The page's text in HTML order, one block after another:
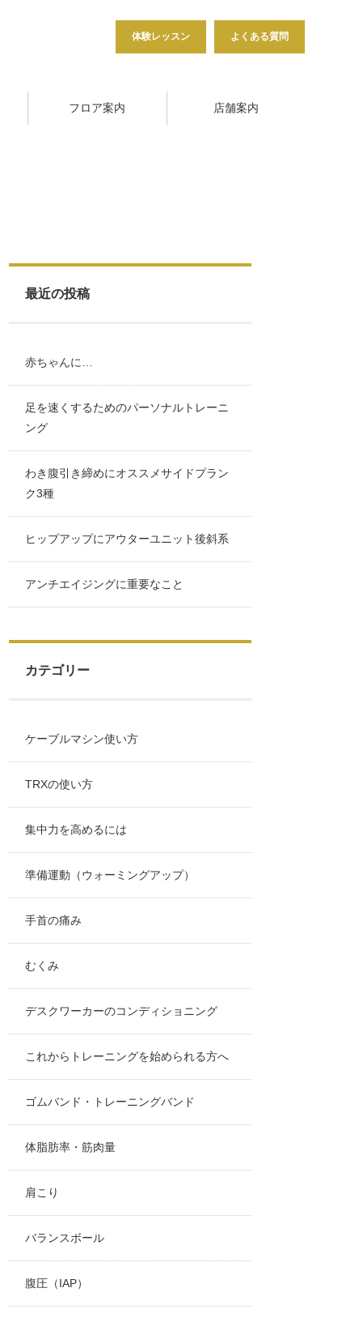
体験レッスン よくある質問
フロア案内 店舗案内
最近の投稿
赤ちゃんに…
足を速くするためのパーソナルトレーニ
ング
わき腹引き締めにオススメサイドプラン
ク3種
ヒップアップにアウターユニット後斜系
アンチエイジングに重要なこと
カテゴリー
ケーブルマシン使い方
TRXの使い方
集中力を高めるには
準備運動（ウォーミングアップ）
手首の痛み
むくみ
デスクワーカーのコンディショニング
これからトレーニングを始められる方へ
ゴムバンド・トレーニングバンド
体脂肪率・筋肉量
肩こり
バランスボール
腹圧（IAP）